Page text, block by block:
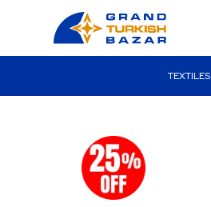
TEXTILES